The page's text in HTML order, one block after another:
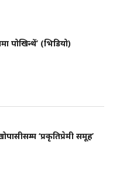
पोखिन्थें’ (भिडियो)
‘प्रकृतिप्रेमी समूह’